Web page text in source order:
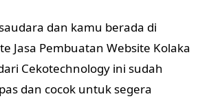
dan kamu berada di
Jasa Pembuatan Website Kolaka
Cekotechnology ini sudah
dan cocok untuk segera